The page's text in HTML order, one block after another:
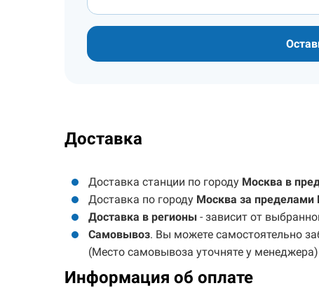
Доставка
Доставка станции по городу Москва в
Доставка по городу Москва за
Доставка в регионы - зависит от
Самовывоз. Вы можете самостоятельно
(Место самовывоза уточняте у менеджера)
Информация об оплате